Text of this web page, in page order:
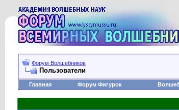
Форум Волшебников
Пользователи
Главная
Форум Фигурок